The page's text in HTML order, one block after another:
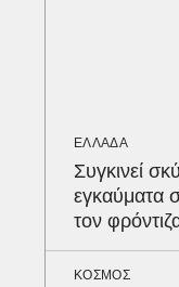
ΕΛΛΑΔΑ
Συγκινεί
εγκαύματα
τον
ΚΟΣΜΟΣ